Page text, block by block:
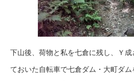
下山後、荷物と私を七倉に残し、Ｙ
ておいた自転車で七倉ダム・大町ダ